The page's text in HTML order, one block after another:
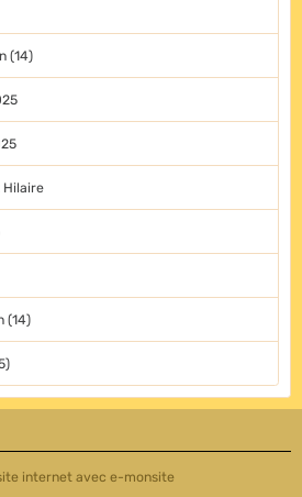
(14)
Hilaire
(14)
internet avec e-monsite